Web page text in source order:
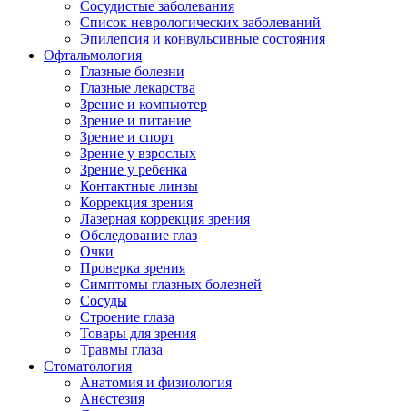
Сосудистые заболевания
Список неврологических заболеваний
Эпилепсия и конвульсивные состояния
Офтальмология
Глазные болезни
Глазные лекарства
Зрение и компьютер
Зрение и питание
Зрение и спорт
Зрение у взрослых
Зрение у ребенка
Контактные линзы
Коррекция зрения
Лазерная коррекция зрения
Обследование глаз
Очки
Проверка зрения
Симптомы глазных болезней
Сосуды
Строение глаза
Товары для зрения
Травмы глаза
Стоматология
Анатомия и физиология
Анестезия